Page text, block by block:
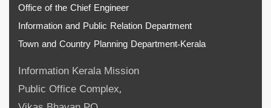
Office of the Chief Engineer
Information and Public Relation Department
Town and Country Planning Department-Kerala
Information Kerala Mission
Public Office Complex,